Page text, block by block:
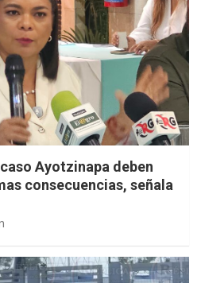
Ayotzinapa deben
consecuencias, señala